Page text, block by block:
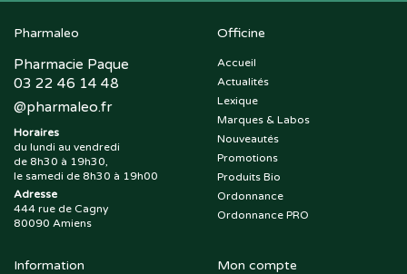
Pharmaleo
Pharmacie Paque
03 22 46 14 48
@pharmaleo.fr
Horaires
du lundi au vendredi
de 8h30 à 19h30,
le samedi de 8h30 à 19h00
Adresse
444 rue de Cagny
80090 Amiens
Officine
Accueil
Actualités
Lexique
Marques & Labos
Nouveautés
Promotions
Produits Bio
Ordonnance
Ordonnance PRO
Information Mon compte